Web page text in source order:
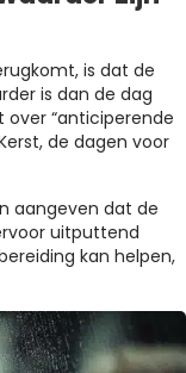
is dat de
is dan de dag
over “anticiperende
de dagen voor
aangeven dat de
uitputtend
kan helpen,